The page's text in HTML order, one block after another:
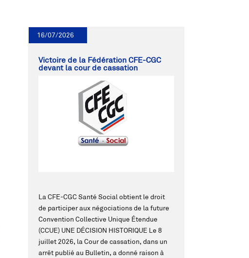
Victoire de la Fédération CFE-CGC
devant la cour de cassation
La CFE-CGC Santé Social obtient le droit
de participer aux négociations de la future
Convention Collective Unique Étendue
(CCUE) UNE DÉCISION HISTORIQUE Le 8
juillet 2026, la Cour de cassation, dans un
arrêt publié au Bulletin, a donné raison à
16/07/2026